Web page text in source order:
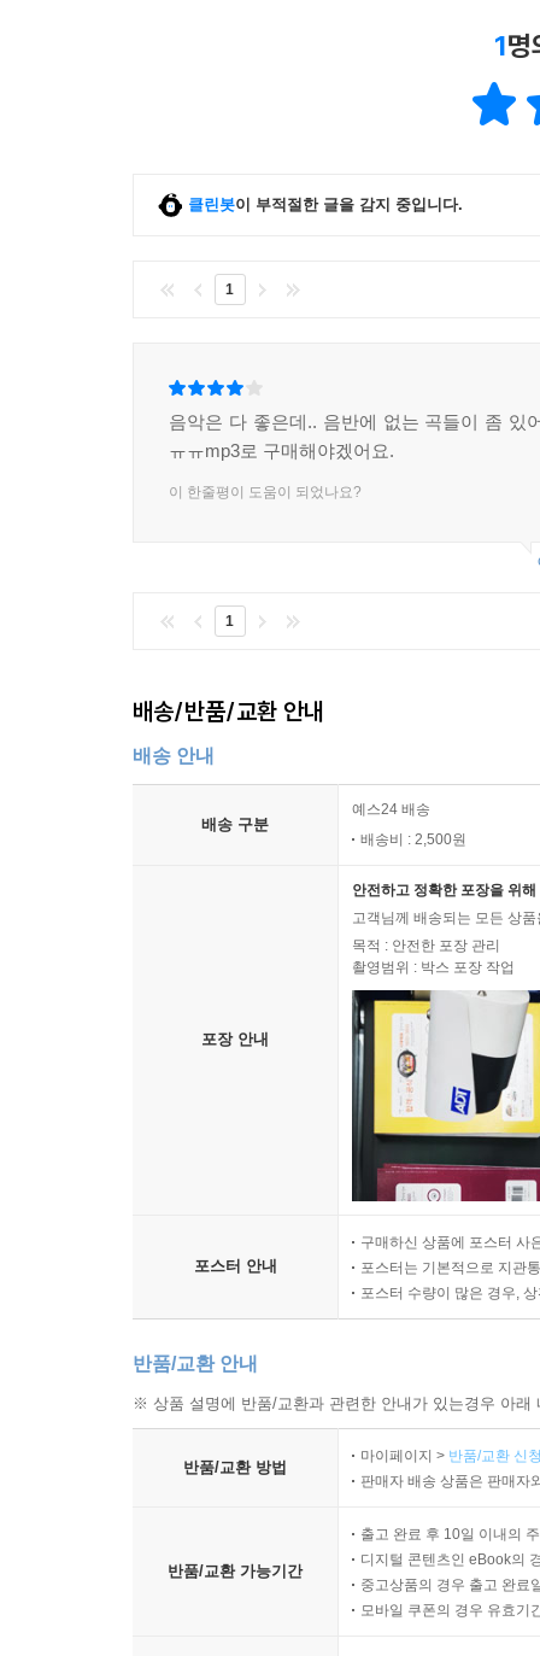
1명
클린봇이 부적절한 글을 감지 중입니다.
1
음악은 다 좋은데.. 음반에 없는 곡들이 좀 있
ㅠㅠmp3로 구매해야겠어요.
이 한줄평이 도움이 되었나요?
1
배송/반품/교환 안내
배송 안내
배송 구분
예스24 배송
배송비 : 2,500원
포장 안내
안전하고 정확한 포장을 위
고객님께 배송되는 모든 상
목적 : 안전한 포장 관리
촬영범위 : 박스 포장 작업
포스터 안내
구매하신 상품에 포스터 사
포스터는 기본적으로 지관
포스터 수량이 많은 경우,
반품/교환 안내
※ 상품 설명에 반품/교환과 관련한 안내가 있는경우 아
반품/교환 방법
마이페이지 > 반품/교환 신
판매자 배송 상품은 판매자
반품/교환 가능기간
출고 완료 후 10일 이내의
디지털 콘텐츠인 eBook의
중고상품의 경우 출고 완료
모바일 쿠폰의 경우 유효기